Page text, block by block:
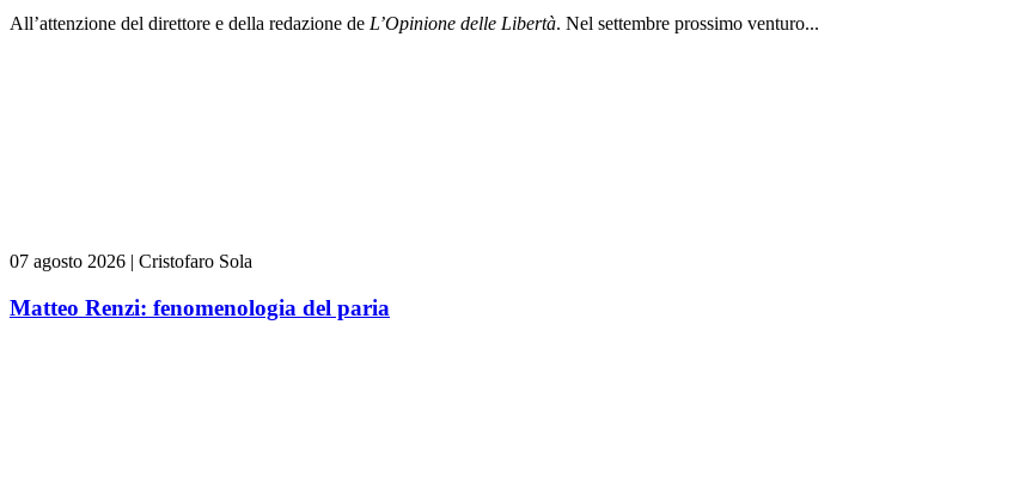
All’attenzione del direttore e della redazione de L’Opinione delle Libertà. Nel settembre prossimo venturo...
07 agosto 2026 | Cristofaro Sola
Matteo Renzi: fenomenologia del paria